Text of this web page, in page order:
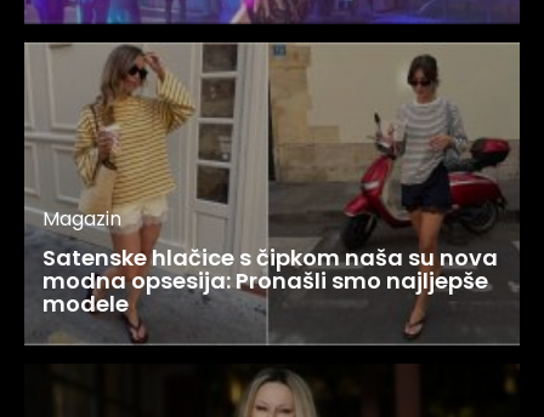
Magazin
Satenske hlačice s čipkom naša su nova
modna opsesija: Pronašli smo najljepše
modele